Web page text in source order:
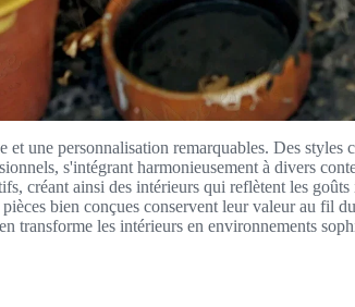
une personnalisation remarquables. Des styles
s'intégrant harmonieusement à divers
créant ainsi des intérieurs qui reflètent les
bien conçues conservent leur valeur au fil
les intérieurs en environnements